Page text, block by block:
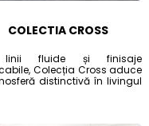
COLECTIA CROSS
fluide și finisaje
Colecția Cross aduce
distinctivă în livingul